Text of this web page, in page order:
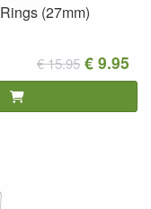
(27mm)
€ 15.95 € 9.95